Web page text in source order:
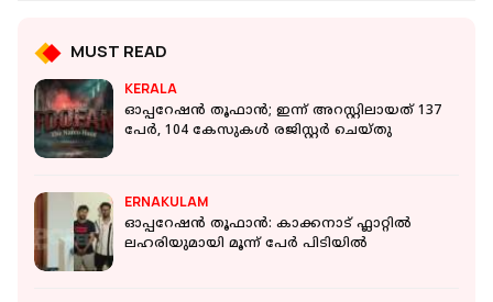
MUST READ
KERALA
ഓപ്പറേഷന്‍ തൂഫാന്‍; ഇന്ന് അറസ്റ്റിലായത് 137
പേര്‍, 104 കേസുകള്‍ രജിസ്റ്റര്‍ ചെയ്തു
ERNAKULAM
ഓപ്പറേഷൻ തൂഫാൻ: കാക്കനാട് ഫ്ലാറ്റിൽ
ലഹരിയുമായി മൂന്ന് പേർ പിടിയിൽ